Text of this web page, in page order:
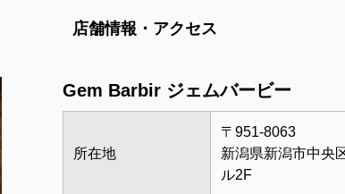
店舗情報・アクセス
Gem Barbir ジェムバービー
所在地
〒951-8063
新潟県新潟市中央
ル2F